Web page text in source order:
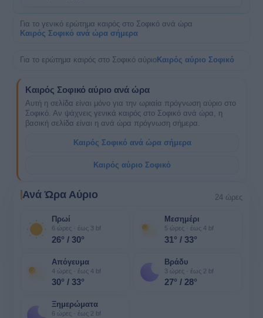
Για το γενικό ερώτημα καιρός στο Σοφικό ανά ώρα
Καιρός Σοφικό ανά ώρα σήμερα
Για το ερώτημα καιρός στο Σοφικό αύριο Καιρός αύριο Σοφικό
Καιρός Σοφικό αύριο ανά ώρα
Αυτή η σελίδα είναι μόνο για την ωριαία πρόγνωση αύριο στο
Σοφικό. Αν ψάχνεις γενικά καιρός στο Σοφικό ανά ώρα, η
βασική σελίδα είναι η ανά ώρα πρόγνωση σήμερα.
Καιρός Σοφικό ανά ώρα σήμερα
Καιρός αύριο Σοφικό
Ανά Ώρα Αύριο 24 ώρες
Πρωί
6 ώρες · έως 3 bf
26° / 30°
Μεσημέρι
5 ώρες · έως 4 bf
31° / 33°
Απόγευμα
4 ώρες · έως 4 bf
30° / 33°
Βράδυ
3 ώρες · έως 2 bf
27° / 28°
Ξημερώματα
6 ώρες · έως 2 bf